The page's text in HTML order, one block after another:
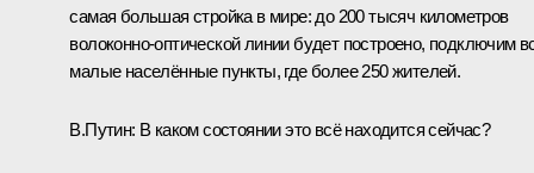
самая большая стройка в мире: до 200 тысяч километров
волоконно-оптической линии будет построено, подключим
малые населённые пункты, где более 250 жителей.
В.Путин: В каком состоянии это всё находится сейчас?